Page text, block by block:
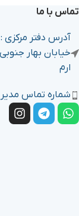
تماس با ما
آدرس دفتر مرکزی
خیابان بهار
ارم
شماره تماس مدیر فروش :